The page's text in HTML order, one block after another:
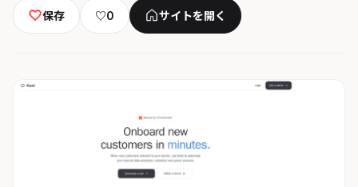
保存 ♡0 サイトを開く